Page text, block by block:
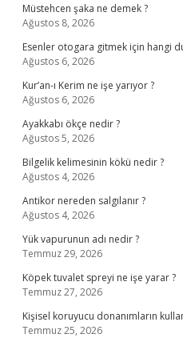
Müstehcen şaka ne demek ?
Ağustos 8, 2026
Esenler otogara gitmek için hangi
Ağustos 6, 2026
Kur’an-ı Kerim ne işe yarıyor ?
Ağustos 6, 2026
Ayakkabı ökçe nedir ?
Ağustos 5, 2026
Bilgelik kelimesinin kökü nedir ?
Ağustos 4, 2026
Antikor nereden salgılanır ?
Ağustos 4, 2026
Yük vapurunun adı nedir ?
Temmuz 29, 2026
Köpek tuvalet spreyi ne işe yarar ?
Temmuz 27, 2026
Kişisel koruyucu donanımların
Temmuz 25, 2026